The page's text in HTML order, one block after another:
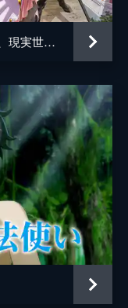
滝澤俊輔
小林利充異世界でチート能力を手にした俺は、現実世界をも無双する～レベルアップは人生を変えた～